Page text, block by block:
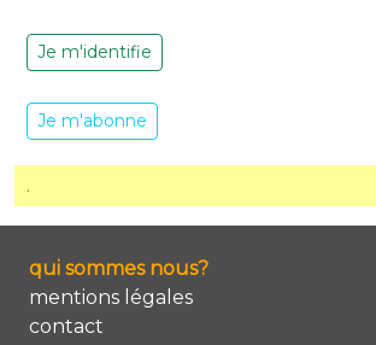
Je m'identifie
Je m'abonne
.
qui sommes nous?
mentions légales
contact